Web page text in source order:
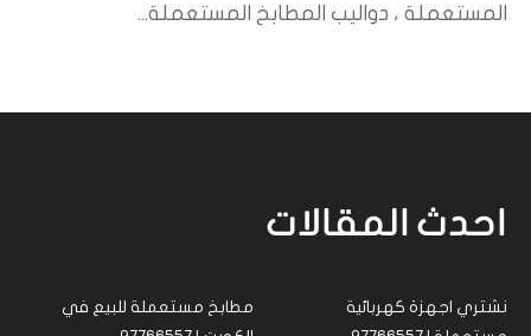
المستعملة ، دواليب المطابخ المستعملة...
احدث المقالات
نشتري اجهزة كهربائية
مطابخ مستعملة للبيع في